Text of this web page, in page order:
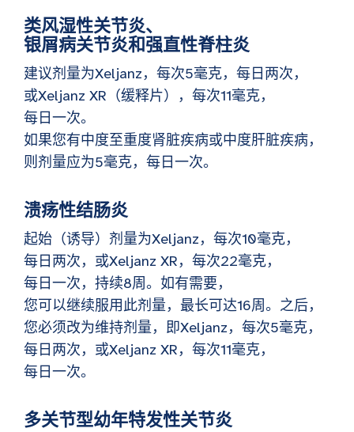
类风湿性关节炎、
银屑病关节炎和强直性脊柱炎
建议剂量为Xeljanz，每次5毫克，每日两次，
或Xeljanz XR（缓释片），每次11毫克，
每日一次。
如果您有中度至重度肾脏疾病或中度肝脏疾病，
则剂量应为5毫克，每日一次。
溃疡性结肠炎
起始（诱导）剂量为Xeljanz，每次10毫克，
每日两次，或Xeljanz XR，每次22毫克，
每日一次，持续8周。如有需要，
您可以继续服用此剂量，最长可达16周。之后，
您必须改为维持剂量，即Xeljanz，每次5毫克，
每日两次，或Xeljanz XR，每次11毫克，
每日一次。
多关节型幼年特发性关节炎